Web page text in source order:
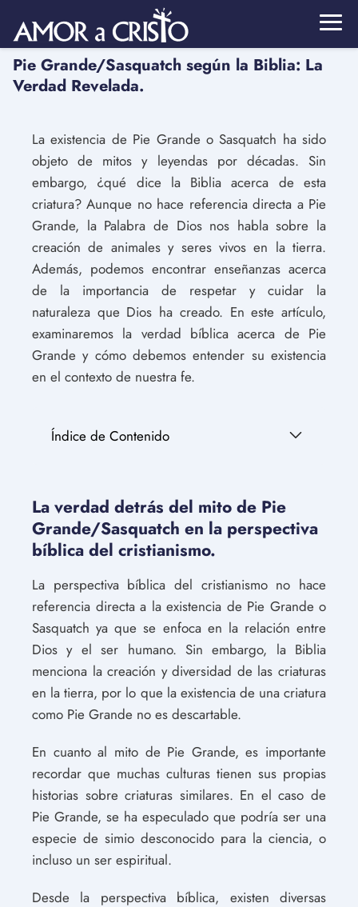
Pie Grande/Sasquatch según la Biblia: La
Verdad Revelada.
La existencia de Pie Grande o Sasquatch ha sido
objeto de mitos y leyendas por décadas. Sin
embargo, ¿qué dice la Biblia acerca de esta
criatura? Aunque no hace referencia directa a Pie
Grande, la Palabra de Dios nos habla sobre la
creación de animales y seres vivos en la tierra.
Además, podemos encontrar enseñanzas acerca
de la importancia de respetar y cuidar la
naturaleza que Dios ha creado. En este artículo,
examinaremos la verdad bíblica acerca de Pie
Grande y cómo debemos entender su existencia
en el contexto de nuestra fe.
Índice de Contenido
La verdad detrás del mito de Pie
Grande/Sasquatch en la perspectiva
bíblica del cristianismo.
La perspectiva bíblica del cristianismo no hace
referencia directa a la existencia de Pie Grande o
Sasquatch ya que se enfoca en la relación entre
Dios y el ser humano. Sin embargo, la Biblia
menciona la creación y diversidad de las criaturas
en la tierra, por lo que la existencia de una criatura
como Pie Grande no es descartable.
En cuanto al mito de Pie Grande, es importante
recordar que muchas culturas tienen sus propias
historias sobre criaturas similares. En el caso de
Pie Grande, se ha especulado que podría ser una
especie de simio desconocido para la ciencia, o
incluso un ser espiritual.
Desde la perspectiva bíblica, existen diversas